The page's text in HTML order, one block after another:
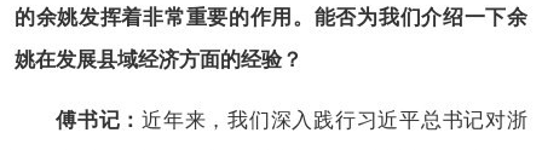
的余姚发挥着非常重要的作用。能否为我们介绍一下余
姚在发展县域经济方面的经验？
傅书记：近年来，我们深入践行习近平总书记对浙